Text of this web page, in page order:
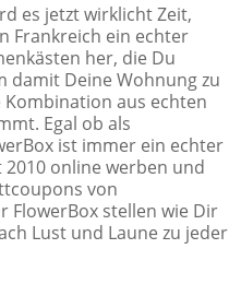
es jetzt wirklicht Zeit,
Frankreich ein echter
her, die Du
damit Deine Wohnung zu
aus echten
Egal ob als
ist immer ein echter
online werben und
von
FlowerBox stellen wie Dir
Lust und Laune zu jeder